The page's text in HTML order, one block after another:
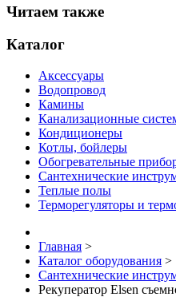
Читаем также
Каталог
Аксессуары
Водопровод
Камины
Канализационные
Кондиционеры
Котлы, бойлеры
Обогревательные
Сантехнические
Теплые полы
Терморегуляторы и
Главная >
Каталог оборудования >
Сантехнические
Рекуператор Elsen